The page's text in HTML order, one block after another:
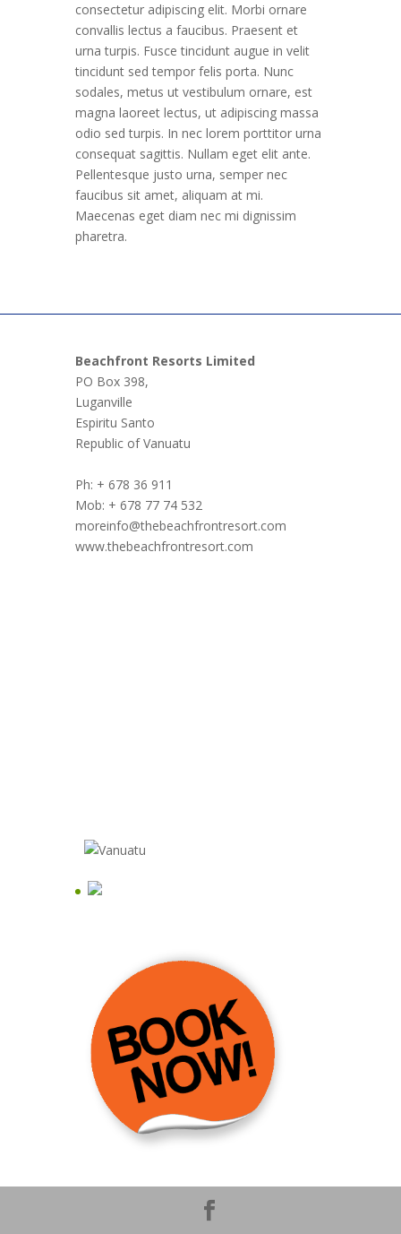
consectetur adipiscing elit. Morbi ornare
convallis lectus a faucibus. Praesent et
urna turpis. Fusce tincidunt augue in velit
tincidunt sed tempor felis porta. Nunc
sodales, metus ut vestibulum ornare, est
magna laoreet lectus, ut adipiscing massa
odio sed turpis. In nec lorem porttitor urna
consequat sagittis. Nullam eget elit ante.
Pellentesque justo urna, semper nec
faucibus sit amet, aliquam at mi.
Maecenas eget diam nec mi dignissim
pharetra.
Beachfront Resorts Limited
PO Box 398,
Luganville
Espiritu Santo
Republic of Vanuatu
Ph: + 678 36 911
Mob: + 678 77 74 532
moreinfo@thebeachfrontresort.com
www.thebeachfrontresort.com